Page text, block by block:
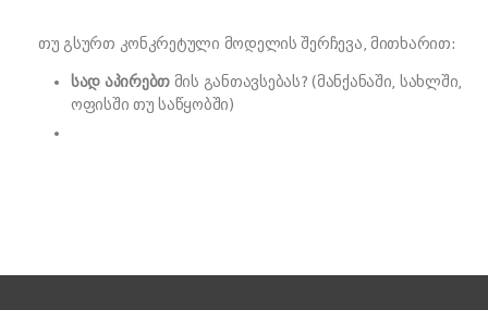
თუ გსურთ კონკრეტული მოდელის შერჩევა, მითხარით:
სად აპირებთ მის განთავსებას? (მანქანაში, სახლში,
ოფისში თუ საწყობში)